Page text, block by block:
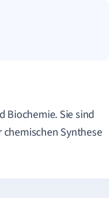
Biochemie. Sie sind
Synthese